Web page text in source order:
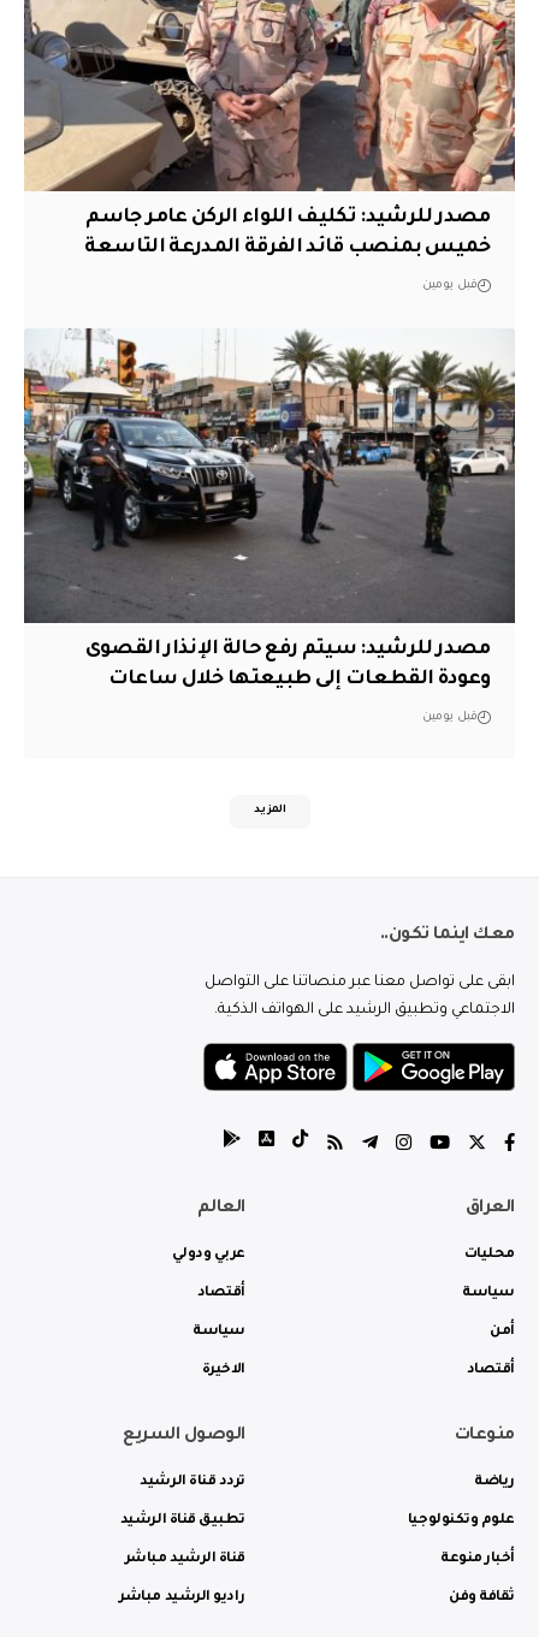
مصدر للرشيد: تكليف اللواء الركن عامر جاسم
خميس بمنصب قائد الفرقة المدرعة التاسعة
قبل يومين
مصدر للرشيد: سيتم رفع حالة الإنذار القصوى
وعودة القطعات إلى طبيعتها خلال ساعات
قبل يومين
المزيد
معك اينما تكون..
ابقى على تواصل معنا عبر منصاتنا على التواصل
الاجتماعي وتطبيق الرشيد على الهواتف الذكية.
العراق
محليات
سياسة
أمن
أقتصاد
العالم
عربي ودولي
أقتصاد
سياسة
الاخيرة
منوعات
رياضة
علوم وتكنولوجيا
أخبار منوعة
ثقافة وفن
الوصول السريع
تردد قناة الرشيد
تطبيق قناة الرشيد
قناة الرشيد مباشر
راديو الرشيد مباشر